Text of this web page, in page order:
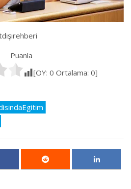
Puanla
[OY: 0 Ortalama: 0]